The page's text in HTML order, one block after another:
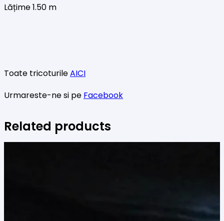
Lățime 1.50 m
Toate tricoturileAICI
Urmareste-ne si pe Facebook
Related products